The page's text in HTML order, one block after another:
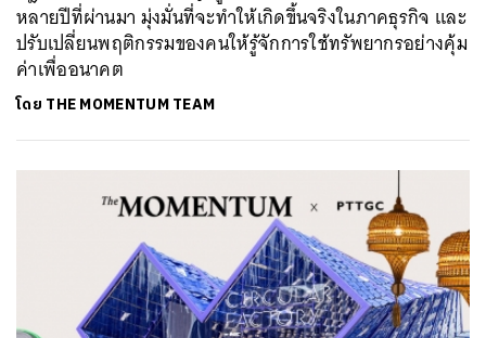
หลายปีที่ผ่านมา มุ่งมั่นที่จะทำให้เกิดขึ้นจริงในภาคธุรกิจ และ
ปรับเปลี่ยนพฤติกรรมของคนให้รู้จักการใช้ทรัพยากรอย่างคุ้ม
ค่าเพื่ออนาคต
โดย THE MOMENTUM TEAM